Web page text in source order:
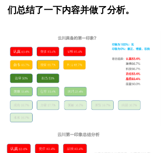
们总结了一下内容并做了分析。